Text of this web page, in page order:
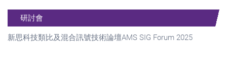
研討會
新思科技類比及混合訊號技術論壇AMS SIG Forum 2025